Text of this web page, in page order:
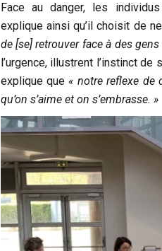
Face au danger, les
explique ainsi qu’il choisit de
de [se] retrouver face à des
l’urgence, illustrent l’instinct
explique que« notre reflexe de
qu’on s’aime et on s’embrasse. »